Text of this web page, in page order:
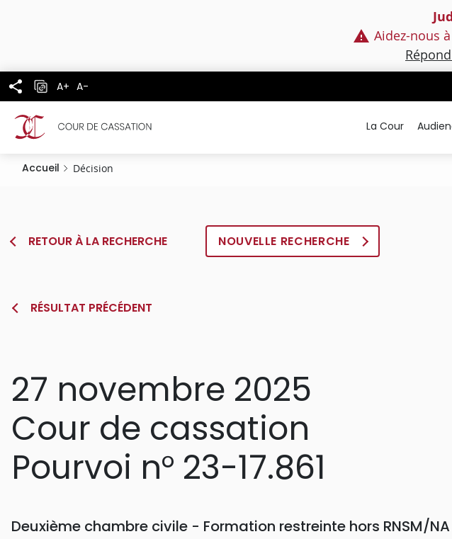
Aidez-nous
A+ A-
La Cour
Accueil Décision
RETOUR À LA RECHERCHE NOUVELLE RECHERCHE
RÉSULTAT PRÉCÉDENT
27 novembre 2025
Cour de cassation
Pourvoi n° 23-17.861
Deuxième chambre civile - Formation restreinte hors RNSM/NA